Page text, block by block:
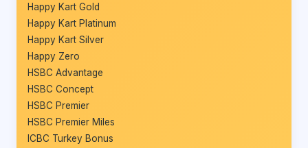
Happy Kart Gold
Happy Kart Platinum
Happy Kart Silver
Happy Zero
HSBC Advantage
HSBC Concept
HSBC Premier
HSBC Premier Miles
ICBC Turkey Bonus